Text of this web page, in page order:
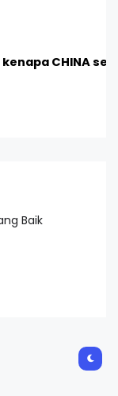
CHINA
Baik